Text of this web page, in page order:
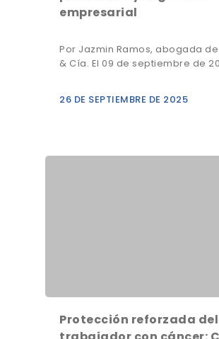
empresarial
Por Jazmin Ramos, abogada
& Cía. El 09 de septiembre de
26 DE SEPTIEMBRE DE 2025
Protección reforzada del